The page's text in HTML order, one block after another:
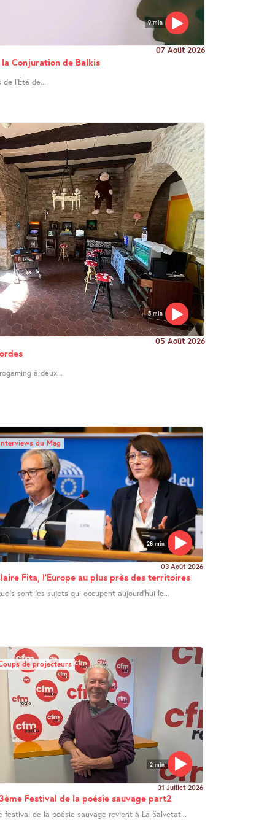
9 min
07 Août 2026
la Conjuration de Balkis
l’Été de...
5 min
05 Août 2026
à deux...
28 min
du Mag
03 Août 2026
Fita, l’Europe au plus près des territoires
sont les sujets qui occupent aujourd’hui le...
2 min
de projecteurs
31 Juillet 2026
Festival de la poésie sauvage part2
festival de la poésie sauvage revient à La Salvetat...